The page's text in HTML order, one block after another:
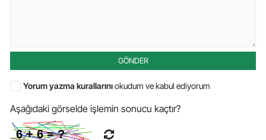
GÖNDER
Yorum yazma kurallarınıokudum ve kabul ediyorum
Aşağıdaki görselde işlemin sonucu kaçtır?